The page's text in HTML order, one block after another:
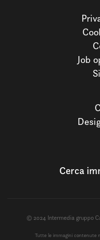
Job
Cerca
© 2024 Intermedia gruppo
Tutte le immagini contenute